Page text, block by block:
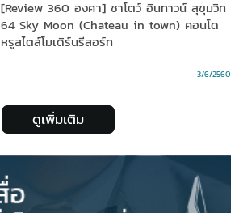
[Review 360 องศา] ชาโตว์ อินทาวน์ สุขุมวิท
64 Sky Moon (Chateau in town) คอนโด
หรูสไตล์โมเดิร์นรีสอร์ท
3/6/2560
ดูเพิ่มเติม